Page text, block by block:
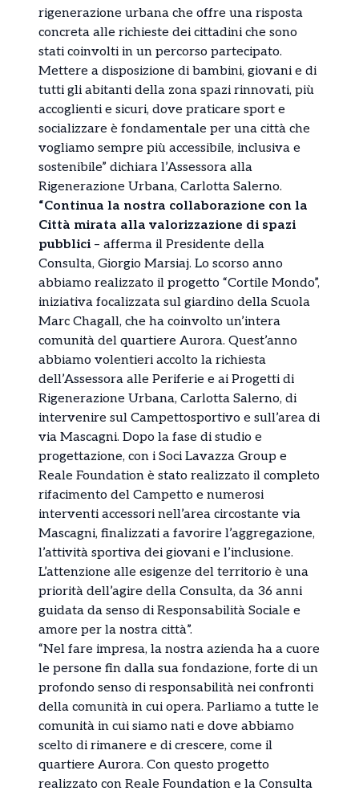
rigenerazione urbana che offre una risposta
concreta alle richieste dei cittadini che sono
stati coinvolti in un percorso partecipato.
Mettere a disposizione di bambini, giovani e di
tutti gli abitanti della zona spazi rinnovati, più
accoglienti e sicuri, dove praticare sport e
socializzare è fondamentale per una città che
vogliamo sempre più accessibile, inclusiva e
sostenibile” dichiara l’Assessora alla
Rigenerazione Urbana, Carlotta Salerno.
“Continua la nostra collaborazione con la
Città mirata alla valorizzazione di spazi
pubblici – afferma il Presidente della
Consulta, Giorgio Marsiaj. Lo scorso anno
abbiamo realizzato il progetto “Cortile Mondo”,
iniziativa focalizzata sul giardino della Scuola
Marc Chagall, che ha coinvolto un’intera
comunità del quartiere Aurora. Quest’anno
abbiamo volentieri accolto la richiesta
dell’Assessora alle Periferie e ai Progetti di
Rigenerazione Urbana, Carlotta Salerno, di
intervenire sul Campettosportivo e sull’area di
via Mascagni. Dopo la fase di studio e
progettazione, con i Soci Lavazza Group e
Reale Foundation è stato realizzato il completo
rifacimento del Campetto e numerosi
interventi accessori nell’area circostante via
Mascagni, finalizzati a favorire l’aggregazione,
l’attività sportiva dei giovani e l’inclusione.
L’attenzione alle esigenze del territorio è una
priorità dell’agire della Consulta, da 36 anni
guidata da senso di Responsabilità Sociale e
amore per la nostra città”.
“Nel fare impresa, la nostra azienda ha a cuore
le persone fin dalla sua fondazione, forte di un
profondo senso di responsabilità nei confronti
della comunità in cui opera. Parliamo a tutte le
comunità in cui siamo nati e dove abbiamo
scelto di rimanere e di crescere, come il
quartiere Aurora. Con questo progetto
realizzato con Reale Foundation e la Consulta